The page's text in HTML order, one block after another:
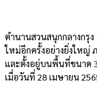
ตำนานสวนสนุกกลางกรุ
ใหม่อีกครั้งอย่างยิ่งใหญ่
และตั้งอยู่บนพื้นที่ขนาด
เมื่อวันที่ 28 เมษายน